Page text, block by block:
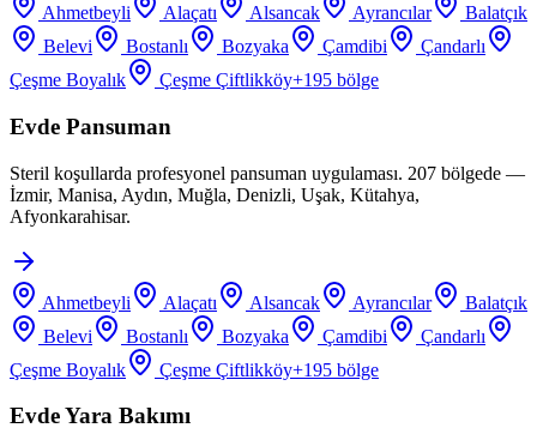
Ahmetbeyli Alaçatı Alsancak Ayrancılar
Balatçık
Belevi
Bostanlı Bozyaka Çamdibi
Çandarlı
Çeşme Boyalık
Çeşme Çiftlikköy+195 bölge
Evde Pansuman
Steril koşullarda profesyonel pansuman uygulaması. 207 bölgede —
İzmir, Manisa, Aydın, Muğla, Denizli, Uşak, Kütahya,
Afyonkarahisar.
Ahmetbeyli Alaçatı Alsancak Ayrancılar
Balatçık
Belevi
Bostanlı Bozyaka Çamdibi
Çandarlı
Çeşme Boyalık
Çeşme Çiftlikköy+195 bölge
Evde Yara Bakımı